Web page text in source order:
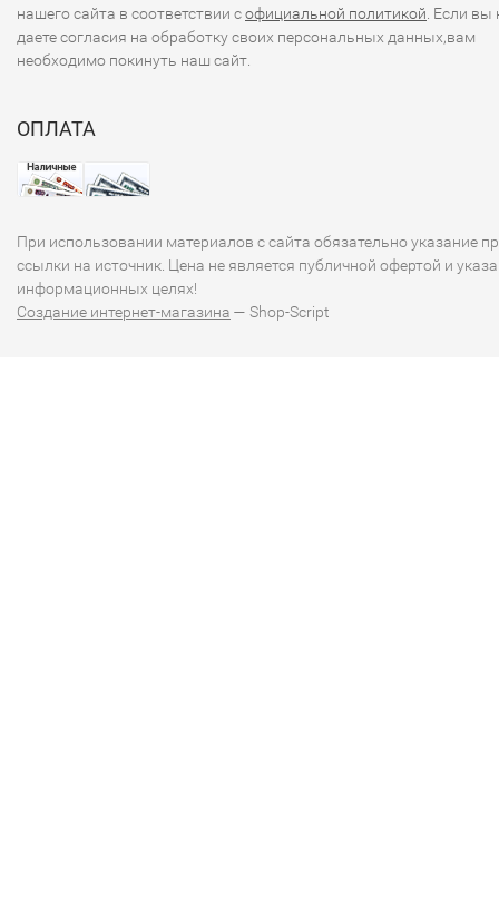
нашего сайта в соответствии софициальной политикой . Если вы
даете согласия на обработку своих персональных данных,вам
необходимо покинуть наш сайт.
ОПЛАТА
При использовании материалов с сайта обязательно указание
ссылки на источник. Цена не является публичной офертой и
информационных целях!
Создание интернет-магазина — Shop-Script